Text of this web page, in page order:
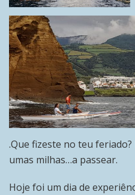
.Que fizeste no teu
umas milhas…a passear.
Hoje foi um dia de